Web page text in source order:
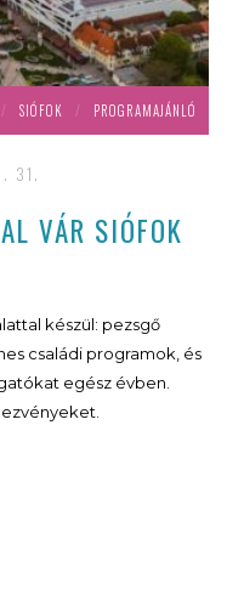
/ SIÓFOK / PROGRAMAJÁNLÓ
31.
VÁR SIÓFOK
készül: pezsgő
családi programok, és
egész évben.